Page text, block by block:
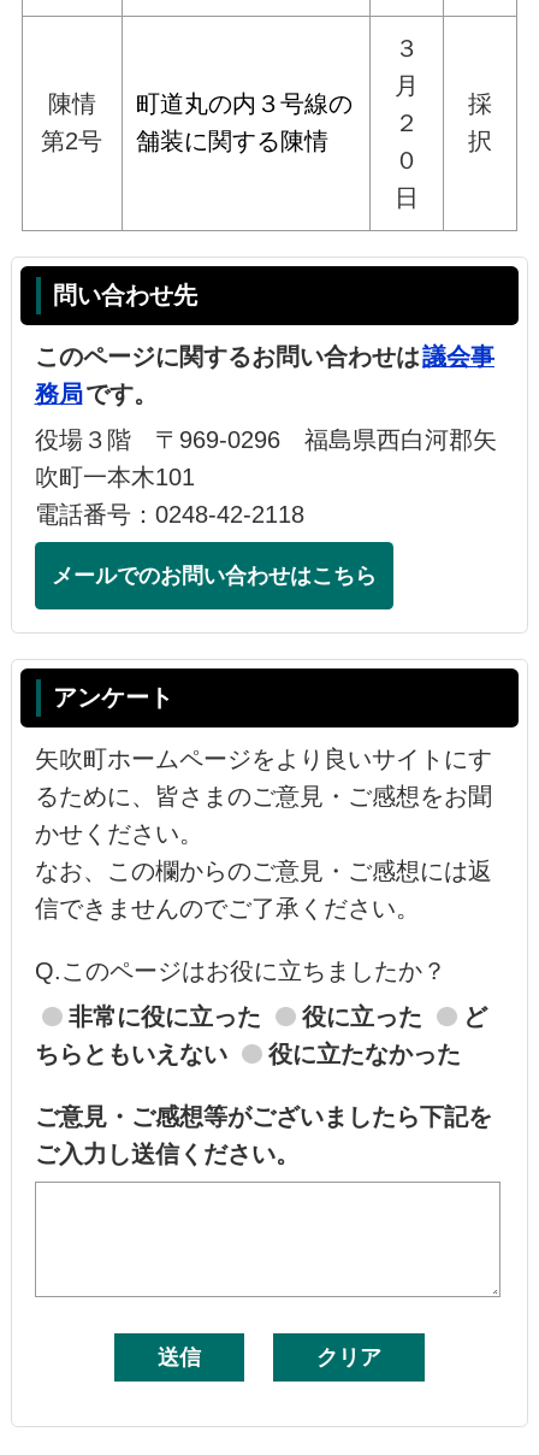
陳情
第2号
町道丸の内３号線の
舗装に関する陳情
３
月
２
０
日
採
択
問い合わせ先
このページに関するお問い合わせは議会事
務局です。
役場３階 〒969-0296 福島県西白河郡矢
吹町一本木101
電話番号：0248-42-2118
メールでのお問い合わせはこちら
アンケート
矢吹町ホームページをより良いサイトにす
るために、皆さまのご意見・ご感想をお聞
かせください。
なお、この欄からのご意見・ご感想には返
信できませんのでご了承ください。
Q.このページはお役に立ちましたか？
非常に役に立った
役に立った
ど
ちらともいえない
役に立たなかった
ご意見・ご感想等がございましたら下記を
ご入力し送信ください。